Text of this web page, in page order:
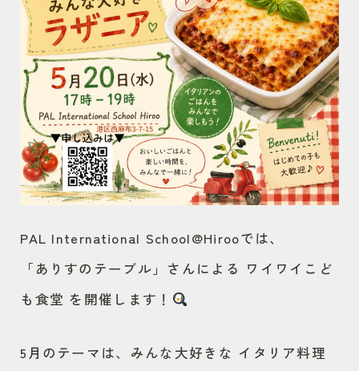
PAL International School@Hirooでは、
「ありすのテーブル」さんによる ワイワイこど
も食堂 を開催します！
5月のテーマは、みんな大好きな イタリア料理